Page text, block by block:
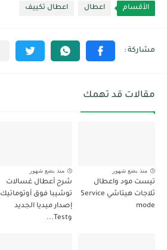
الأقسام اعطال اعطال تكييف
مقالات قد تهمك
منذ بضع شهور
تيست مود واعطال
ثلاجات هيتاشي Service
mode
منذ بضع شهور
شرح أعطال غسالات
توشيبا فوق أوتوماتيك
إصدار ميديا الجديد
وTest...